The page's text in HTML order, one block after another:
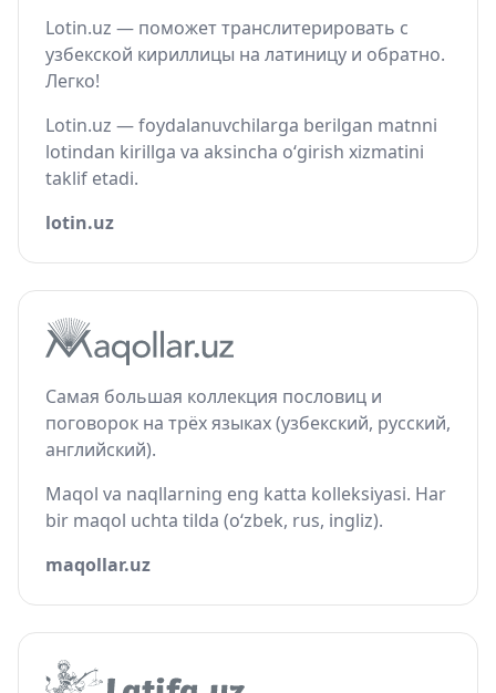
Lotin.uz — поможет транслитерировать с
узбекской кириллицы на латиницу и обратно.
Легко!
Lotin.uz — foydalanuvchilarga berilgan matnni
lotindan kirillga va aksincha o‘girish xizmatini
taklif etadi.
lotin.uz
Самая большая коллекция пословиц и
поговорок на трёх языках (узбекский, русский,
английский).
Maqol va naqllarning eng katta kolleksiyasi. Har
bir maqol uchta tilda (o‘zbek, rus, ingliz).
maqollar.uz